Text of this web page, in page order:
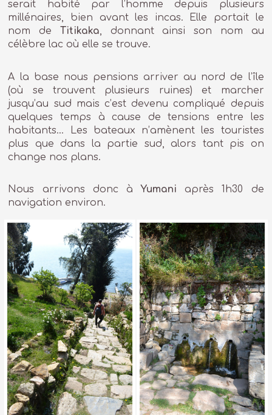
serait habité par l’homme depuis plusieurs
millénaires, bien avant les incas. Elle portait le
nom de Titikaka, donnant ainsi son nom au
célèbre lac où elle se trouve.
A la base nous pensions arriver au nord de l’île
(où se trouvent plusieurs ruines) et marcher
jusqu’au sud mais c’est devenu compliqué depuis
quelques temps à cause de tensions entre les
habitants… Les bateaux n’amènent les touristes
plus que dans la partie sud, alors tant pis on
change nos plans.
Nous arrivons donc àYumaniaprès 1h30 de
navigation environ.